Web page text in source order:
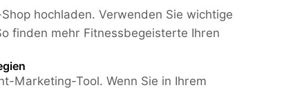
hochladen. Verwenden Sie wichtige
finden mehr Fitnessbegeisterte Ihren
Marketing-Tool. Wenn Sie in Ihrem